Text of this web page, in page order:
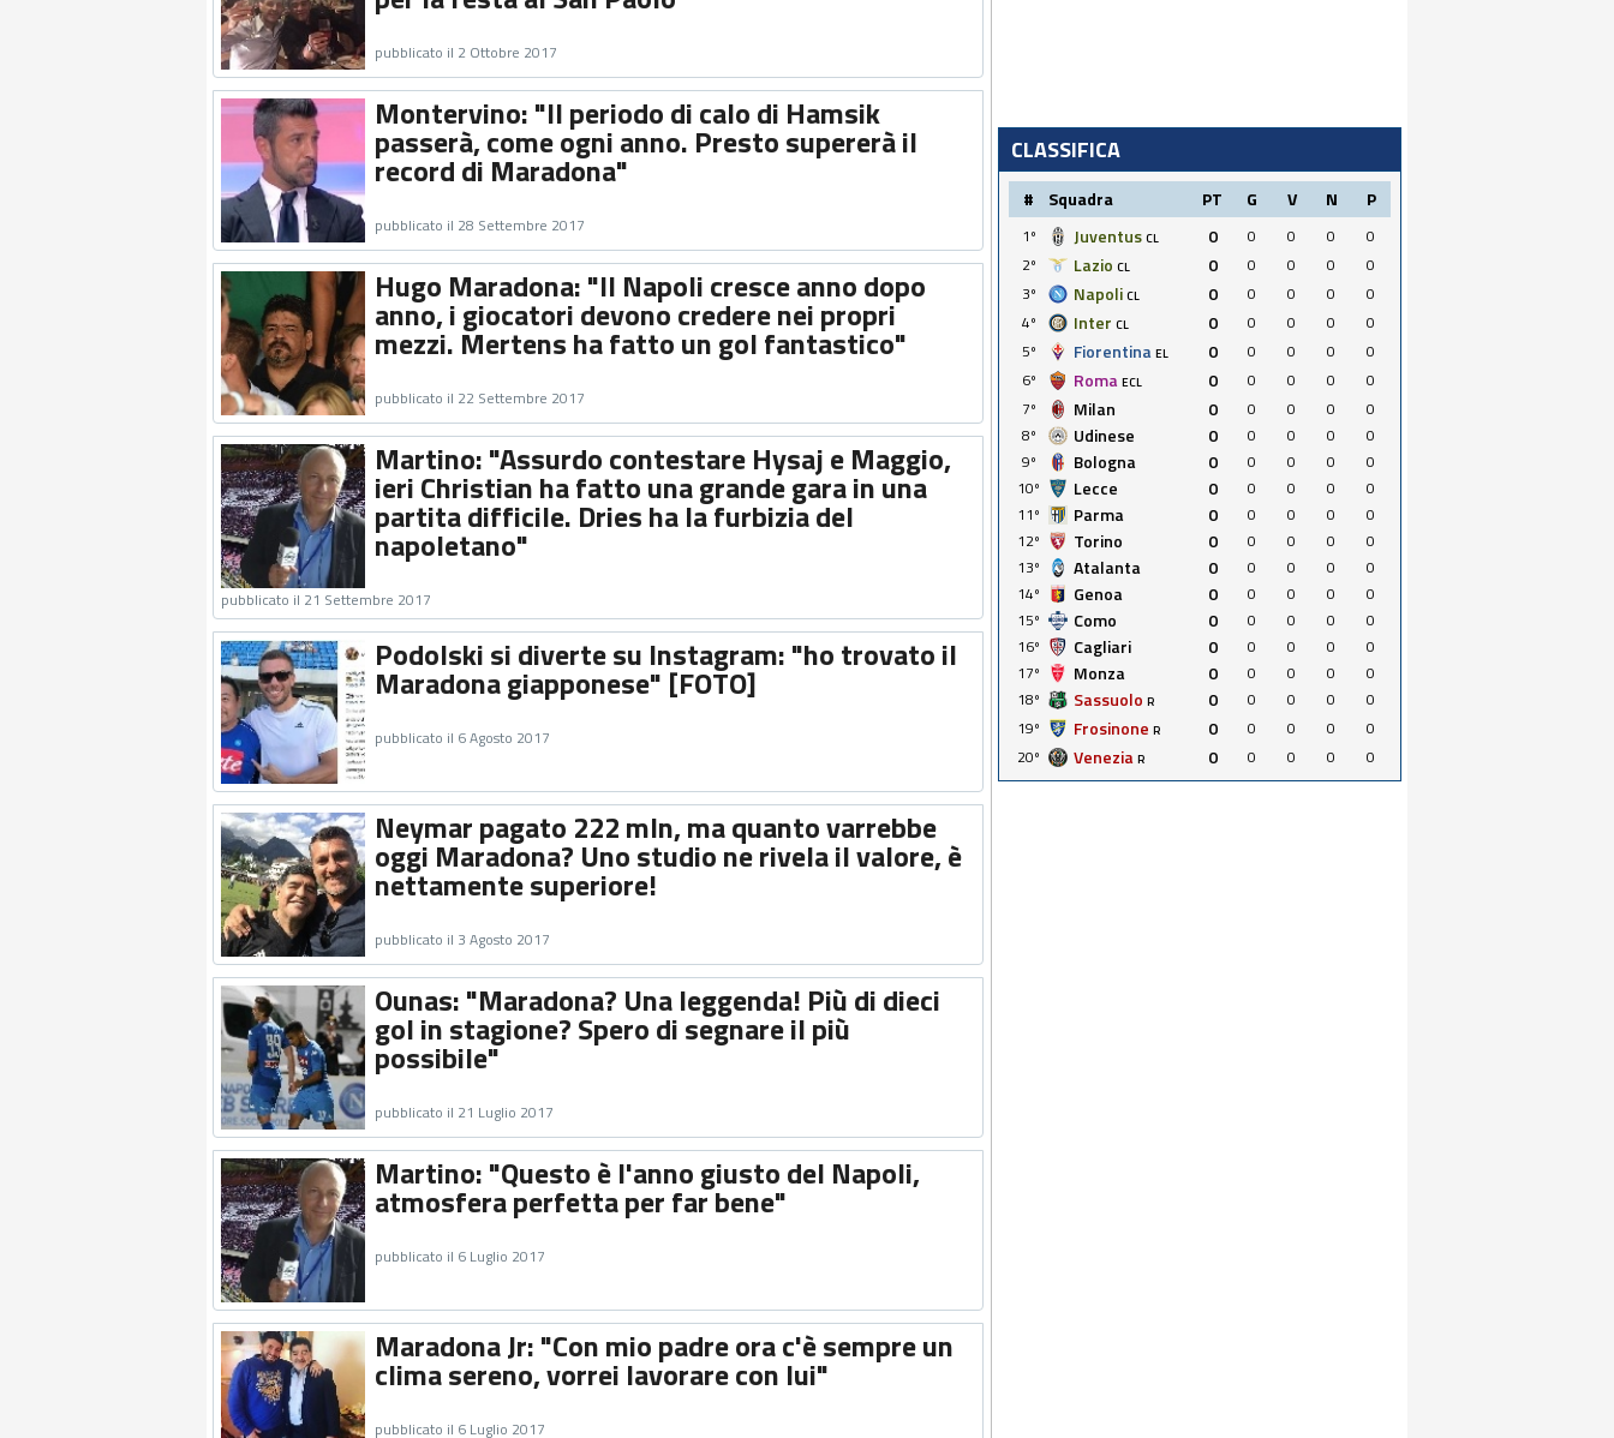
pubblicato il 2 Ottobre 2017
Montervino: "Il periodo di calo di Hamsik
passerà, come ogni anno. Presto supererà il
record di Maradona"
pubblicato il 28 Settembre 2017
Hugo Maradona: "Il Napoli cresce anno dopo
anno, i giocatori devono credere nei propri
mezzi. Mertens ha fatto un gol fantastico"
pubblicato il 22 Settembre 2017
Martino: "Assurdo contestare Hysaj e Maggio,
ieri Christian ha fatto una grande gara in una
partita difficile. Dries ha la furbizia del
napoletano"
pubblicato il 21 Settembre 2017
Podolski si diverte su Instagram: "ho trovato il
Maradona giapponese" [FOTO]
pubblicato il 6 Agosto 2017
Neymar pagato 222 mln, ma quanto varrebbe
oggi Maradona? Uno studio ne rivela il valore, è
nettamente superiore!
pubblicato il 3 Agosto 2017
Ounas: "Maradona? Una leggenda! Più di dieci
gol in stagione? Spero di segnare il più
possibile"
pubblicato il 21 Luglio 2017
Martino: "Questo è l'anno giusto del Napoli,
atmosfera perfetta per far bene"
pubblicato il 6 Luglio 2017
Maradona Jr: "Con mio padre ora c'è sempre un
clima sereno, vorrei lavorare con lui"
pubblicato il 6 Luglio 2017
CLASSIFICA
# Squadra PT G V N P
1º Juventus CL 0 0 0 0
0
2º
Lazio CL 0 0 0 0
0
3º
Napoli CL 0 0 0 0
0
4º
Inter CL 0 0 0 0
0
5º
Fiorentina EL 0 0 0 0
0
6º
Roma ECL 0 0 0 0
0
7º
Milan 0 0 0 0
0
8º
Udinese 0 0 0 0
0
9º
Bologna 0 0 0 0
0
10º
Lecce 0 0 0 0
0
11º
Parma 0 0 0 0
0
12º
Torino 0 0 0 0
0
13º
Atalanta 0 0 0 0
0
14º
Genoa 0 0 0 0
0
15º
Como 0 0 0 0
0
16º
Cagliari 0 0 0 0
0
17º
Monza 0 0 0 0
0
18º
Sassuolo R 0 0 0 0
0
19º
Frosinone R 0 0 0 0
0
20º
Venezia R 0 0 0 0 0